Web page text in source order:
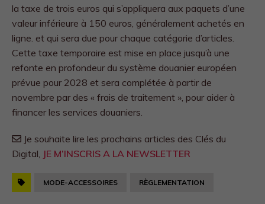
la taxe de trois euros qui s’appliquera aux paquets d’une
valeur inférieure à 150 euros, généralement achetés en
ligne. et qui sera due pour chaque catégorie d’articles.
Cette taxe temporaire est mise en place jusqu’à une
refonte en profondeur du système douanier européen
prévue pour 2028 et sera complétée à partir de
novembre par des « frais de traitement », pour aider à
financer les services douaniers.
Je souhaite lire les prochains articles des Clés du
Digital, JE M’INSCRIS A LA NEWSLETTER
MODE-ACCESSOIRES RÈGLEMENTATION